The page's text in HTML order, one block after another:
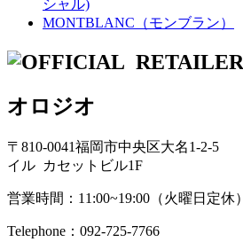
シャル)
MONTBLANC（モンブラン）
オロジオ
〒810-0041福岡市中央区大名1-2-5
イル カセットビル1F
営業時間：11:00~19:00（火曜日定休）
Telephone：092-725-7766